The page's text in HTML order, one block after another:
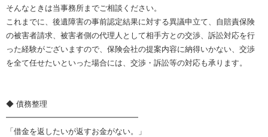
そんなときは当事務所までご相談ください。
これまでに、後遺障害の事前認定結果に対する異議申立て、自賠責保険
の被害者請求、被害者側の代理人として相手方との交渉、訴訟対応を行
った経験がございますので、保険会社の提案内容に納得いかない、交渉
を全て任せたいといった場合には、交渉・訴訟等の対応も承ります。
◆ 債務整理
━━━━━━━━━━━━━━━━━
「借金を返したいが返すお金がない。」